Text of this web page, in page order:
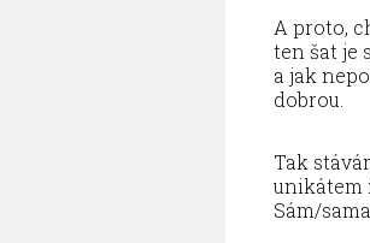
A proto,
ten šat je
a jak
dobrou.
Tak
unikátem
Sám/